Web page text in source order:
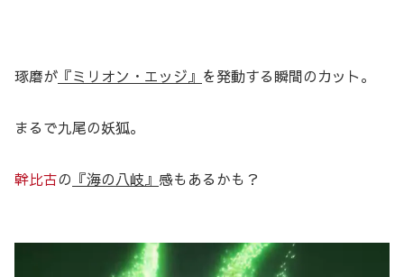
琢磨が 『ミリオン・エッジ』 を発動する瞬間のカット。
まるで九尾の妖狐。
幹比古の 『海の八岐』 感もあるかも？